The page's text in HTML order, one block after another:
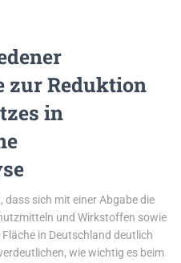
zur Reduktion
in
dass sich mit einer Abgabe die
und Wirkstoffen sowie
in Deutschland deutlich
wie wichtig es beim